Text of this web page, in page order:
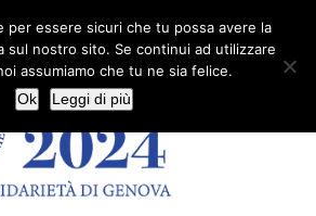
Facebook
X YouTube
per essere sicuri che tu possa avere la
sul nostro sito. Se continui ad utilizzare
assumiamo che tu ne sia felice.
Ok
Leggi di più